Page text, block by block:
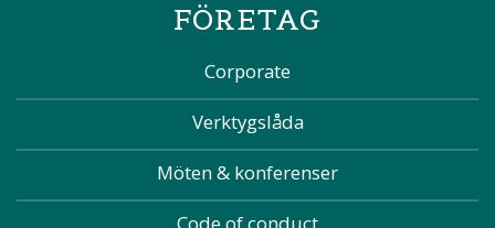
FÖRETAG
Corporate
Verktygslåda
Möten & konferenser
Code of conduct